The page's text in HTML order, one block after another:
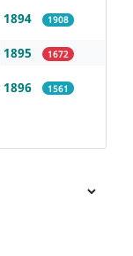
1894 1908
1895 1672
1896 1561